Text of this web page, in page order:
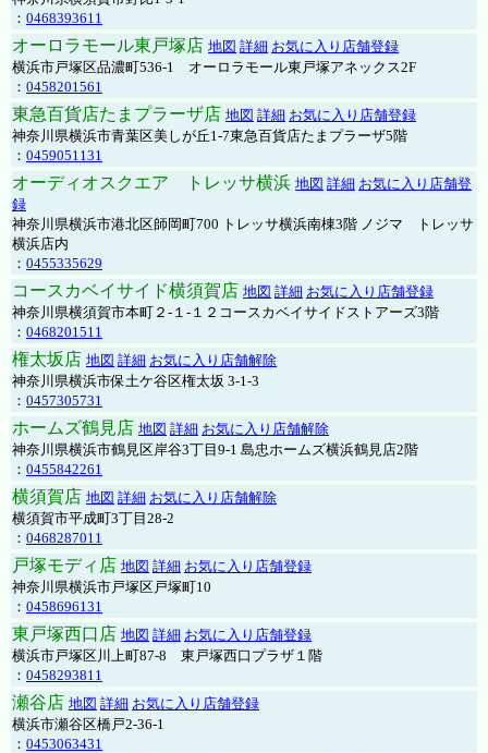
： 0468393611
オーロラモール東戸塚店 地図 詳細 お気に入り店舗登録
横浜市戸塚区品濃町536-1 オーロラモール東戸塚アネックス2F
： 0458201561
東急百貨店たまプラーザ店 地図 詳細 お気に入り店舗登録
神奈川県横浜市青葉区美しが丘1-7東急百貨店たまプラーザ5階
： 0459051131
オーディオスクエア トレッサ横浜 地図 詳細 お気に入り店舗登
録
神奈川県横浜市港北区師岡町700 トレッサ横浜南棟3階 ノジマ トレッサ
横浜店内
： 0455335629
コースカベイサイド横須賀店 地図 詳細 お気に入り店舗登録
神奈川県横須賀市本町２-１-１２コースカベイサイドストアーズ3階
： 0468201511
権太坂店 地図 詳細 お気に入り店舗解除
神奈川県横浜市保土ケ谷区権太坂 3-1-3
： 0457305731
ホームズ鶴見店 地図 詳細 お気に入り店舗解除
神奈川県横浜市鶴見区岸谷3丁目9-1 島忠ホームズ横浜鶴見店2階
： 0455842261
横須賀店 地図 詳細 お気に入り店舗解除
横須賀市平成町3丁目28-2
： 0468287011
戸塚モディ店 地図 詳細 お気に入り店舗登録
神奈川県横浜市戸塚区戸塚町10
： 0458696131
東戸塚西口店 地図 詳細 お気に入り店舗登録
横浜市戸塚区川上町87-8 東戸塚西口プラザ１階
： 0458293811
瀬谷店 地図 詳細 お気に入り店舗登録
横浜市瀬谷区橋戸2-36-1
： 0453063431